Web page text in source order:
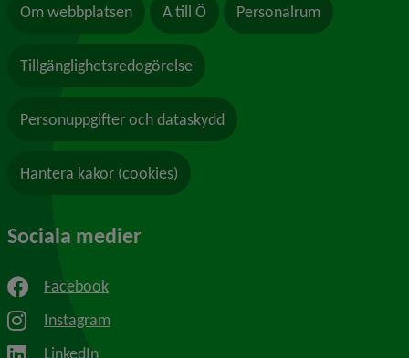
Om webbplatsen A till Ö Personalrum
Tillgänglighetsredogörelse
Personuppgifter och dataskydd
Hantera kakor (cookies)
Sociala medier
Facebook
Instagram
LinkedIn